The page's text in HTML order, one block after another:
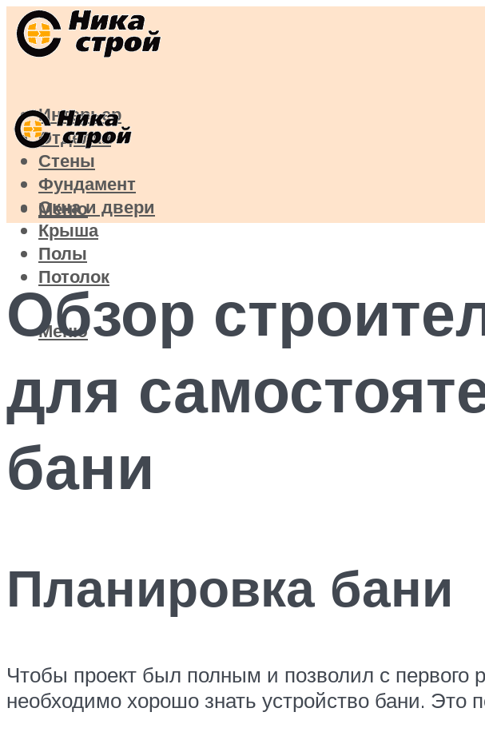
Интерьер
Отделка
Стены
Фундамент
Окна и двери
Крыша
Полы
Потолок
Меню
Меню
Обзор
для
бани
Планировка бани
Чтобы проект был полным и позволил с первого
необходимо хорошо знать устройство бани. Это